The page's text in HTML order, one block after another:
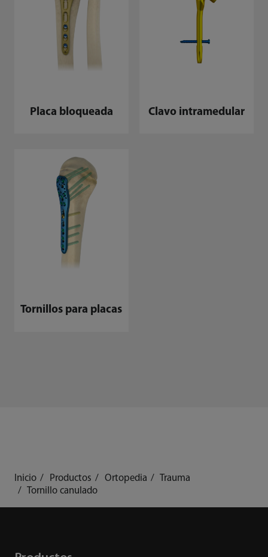
Placa bloqueada Clavo intramedular
Tornillos para placas
Inicio Productos Ortopedia
Trauma
Tornillo canulado